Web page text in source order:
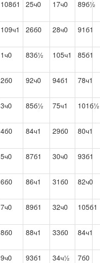
108б1 25ч0 17ч0 89б½
109ч1 26б0 28ч0 91б1
1ч0 83б½ 105ч1 85б1
2б0 92ч0 94б1 78ч1
3ч0 85б½ 75ч1 101б½
4б0 84ч1 29б0 80ч1
5ч0 87б1 30ч0 93б1
6б0 86ч1 31б0 82ч0
7ч0 89б1 32ч0 105б1
8б0 88ч1 33б0 84ч1
9ч0 93б1 34ч½ 7б0